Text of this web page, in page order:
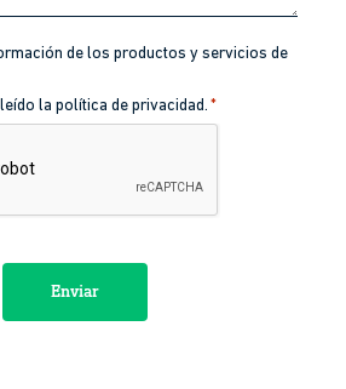
de los productos y servicios de
la política de privacidad. *